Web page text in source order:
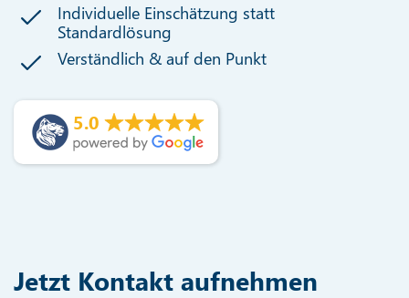
Individuelle Einschätzung statt
Standardlösung
Verständlich & auf den Punkt
5.0
Jetzt Kontakt aufnehmen